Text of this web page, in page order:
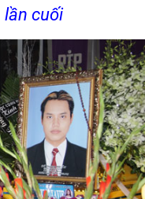
lần cuối